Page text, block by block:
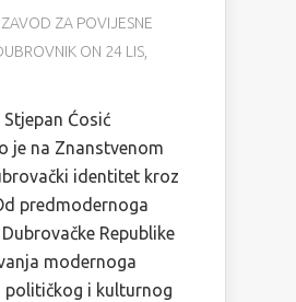
ZAVOD ZA POVIJESNE
ON 24 LIS,
Ćosić
je na Znanstvenom
identitet kroz
predmodernoga
Republike
modernoga
političkog i kulturnog